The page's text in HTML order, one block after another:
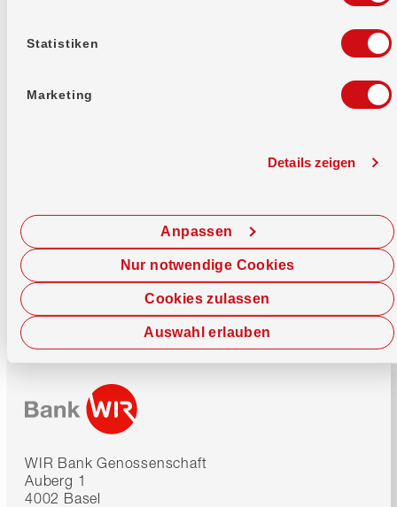
Statistiken
Marketing
Details zeigen
Cookies zulassen
Anpassen
Auswahl erlauben
Nur notwendige Cookies
Jetzt chatten
WIR Bank Genossenschaft
Auberg 1
4002 Basel